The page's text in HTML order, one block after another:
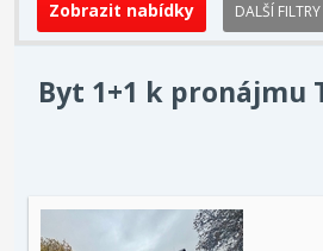
DALŠÍ FILTRY
Byt 1+1 k pronájmu